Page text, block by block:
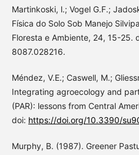
Martinkoski, l.; Vogel G.F.;
Física do Solo Sob Manejo
Floresta e Ambiente, 24, 15-25.
8087.028216.
Méndez, V.E.; Caswell, M.;
Integrating agroecology and
(PAR): lessons from Central
doi: https://doi.org/10.3390/
Murphy, B. (1987). Greener